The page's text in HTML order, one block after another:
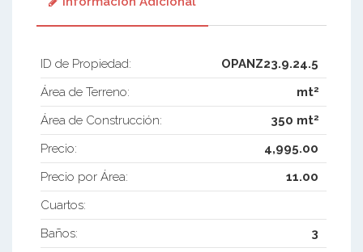
ID de Propiedad:
OPANZ23.9.24.5
Área de Terreno:
mt2
Área de Construcción: 350 mt2
Precio:
4,995.00
Precio por Área:
11.00
Cuartos:
Baños:
3